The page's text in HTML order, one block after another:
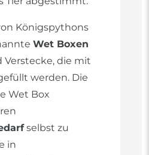
Königspythons
Wet Boxen
Verstecke, die mit
werden. Die
Wet Box
selbst zu
in